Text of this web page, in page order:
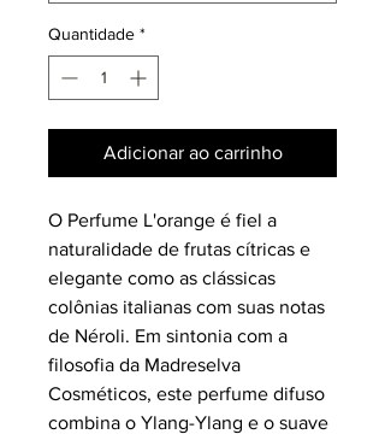
Quantidade *
Adicionar ao carrinho
O Perfume L'orange é fiel a
naturalidade de frutas cítricas e
elegante como as clássicas
colônias italianas com suas notas
de Néroli. Em sintonia com a
filosofia da Madreselva
Cosméticos, este perfume difuso
combina o Ylang-Ylang e o suave